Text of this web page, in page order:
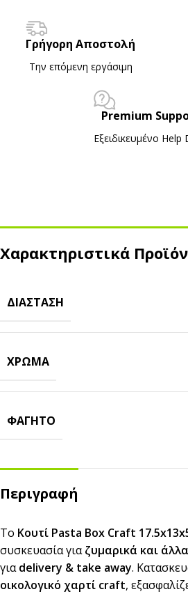
Γρήγορη Αποστολή
Την επόμενη εργάσιμη
Premium
Εξειδικευμένο Ηelp
Χαρακτηριστικά
ΔΙΆΣΤΑΣΗ
ΧΡΏΜΑ
ΦΑΓΗΤΌ
Περιγραφή
Το Κουτί Pasta Box Craft
συσκευασία γιαζυμαρικά και
γιαdelivery & take away.
οικολογικό χαρτί craft,